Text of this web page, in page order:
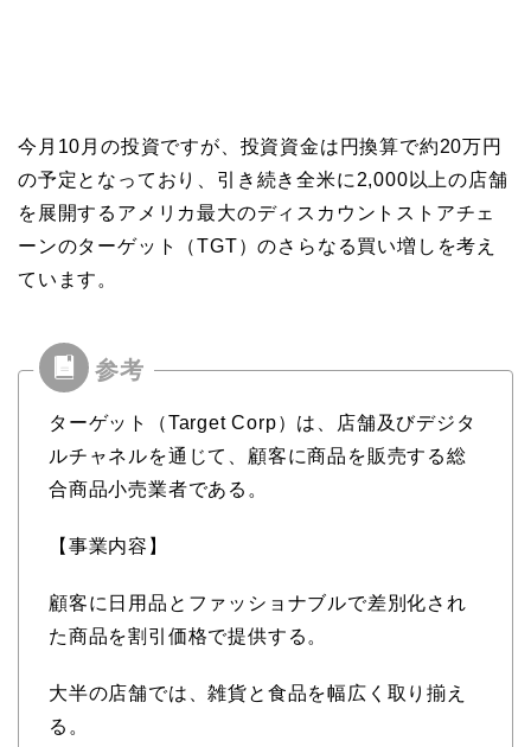
今月10月の投資ですが、投資資金は円換算で約20万円
の予定となっており、引き続き全米に2,000以上の店舗
を展開するアメリカ最大のディスカウントストアチェ
ーンのターゲット（TGT）のさらなる買い増しを考え
ています。
ターゲット（Target Corp）は、店舗及びデジタ
ルチャネルを通じて、顧客に商品を販売する総
合商品小売業者である。
【事業内容】
顧客に日用品とファッショナブルで差別化され
た商品を割引価格で提供する。
大半の店舗では、雑貨と食品を幅広く取り揃え
る。